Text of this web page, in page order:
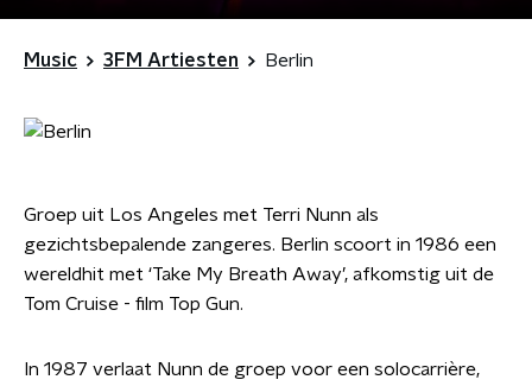
Music 3FM Artiesten Berlin
Groep uit Los Angeles met Terri Nunn als
gezichtsbepalende zangeres. Berlin scoort in 1986 een
wereldhit met ‘Take My Breath Away’, afkomstig uit de
Tom Cruise - film Top Gun.
In 1987 verlaat Nunn de groep voor een solocarrière,